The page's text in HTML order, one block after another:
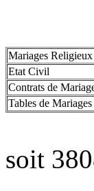
Mariages Religieux
Etat Civil
Contrats de
Tables de Mariages
soit